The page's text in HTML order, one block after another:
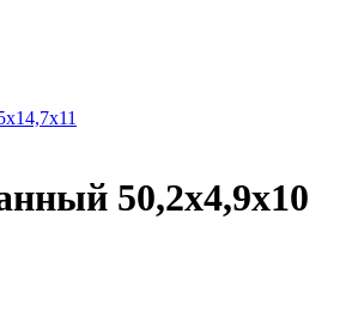
50,2х4,9х10